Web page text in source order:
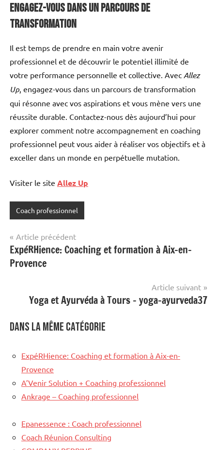
Engagez-vous dans un parcours de
transformation
Il est temps de prendre en main votre avenir
professionnel et de découvrir le potentiel illimité de
votre performance personnelle et collective. Avec Allez
Up , engagez-vous dans un parcours de transformation
qui résonne avec vos aspirations et vous mène vers une
réussite durable. Contactez-nous dès aujourd’hui pour
explorer comment notre accompagnement en coaching
professionnel peut vous aider à réaliser vos objectifs et à
exceller dans un monde en perpétuelle mutation.
Visiter le site Allez Up
Coach professionnel
Navigation
de
l’article
Article précédent
ExpéRHience: Coaching et formation à Aix-en-
Provence
Article suivant
Yoga et Ayurvéda à Tours – yoga-ayurveda37
Dans la même catégorie
ExpéRHience: Coaching et formation à Aix-en-
Provence
A’Venir Solution + Coaching professionnel
Ankrage – Coaching professionnel
Epanessence : Coach professionnel
Coach Réunion Consulting